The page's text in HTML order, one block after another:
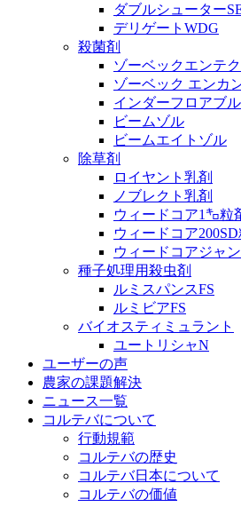
ダブルシューター
デリゲートWDG
殺菌剤
ゾーベックエンテ
ゾーベック エンカ
インダーフロアブル
ビームゾル
ビームエイトゾル
除草剤
ロイヤント乳剤
ノブレクト乳剤
ウィードコア1㌔粒
ウィードコア200SD
ウィードコアジャ
種子処理用殺虫剤
ルミスパンスFS
ルミビアFS
バイオスティミュラント
ユートリシャN
ユーザーの声
農家の課題解決
ニュース一覧
コルテバについて
行動規範
コルテバの歴史
コルテバ日本について
コルテバの価値